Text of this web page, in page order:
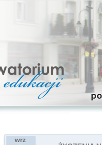
wrz